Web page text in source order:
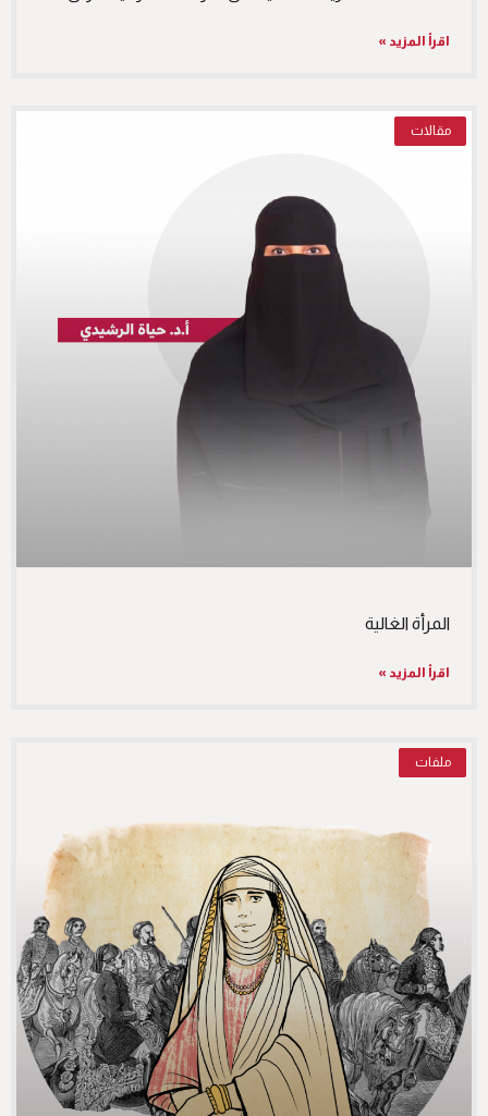
اقرأ المزيد »
مقالات
المرأة الغالية
اقرأ المزيد »
ملفات